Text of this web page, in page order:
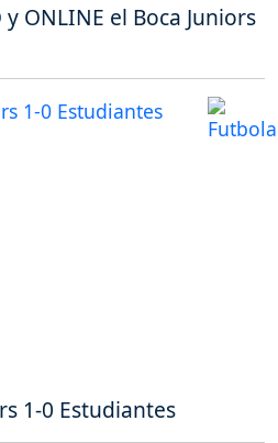
ONLINE el Boca Juniors
1-0 Estudiantes